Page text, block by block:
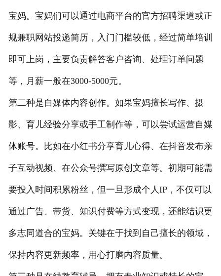
宝妈。宝妈们可以通过电商平台的官方招聘渠道或正
规兼职网站投递简历，入门门槛较低，经过简单培训
即可上岗，主要负责解答客户咨询、处理订单问题
等，月薪一般在3000-5000元。
第二种是自媒体内容创作。如果宝妈擅长写作、摄
影、育儿经验分享或手工制作等，可以尝试运营自媒
体账号。比如在小红书分享育儿心得、在抖音发布亲
子互动视频、在公众号撰写原创文章等。初期可能需
要投入时间积累粉丝，但一旦形成个人IP，不仅可以
通过广告、带货、知识付费等方式变现，还能结识更
多志同道合的宝妈。关键在于找到自己擅长的领域，
保持内容更新频率，用心打磨内容质量。